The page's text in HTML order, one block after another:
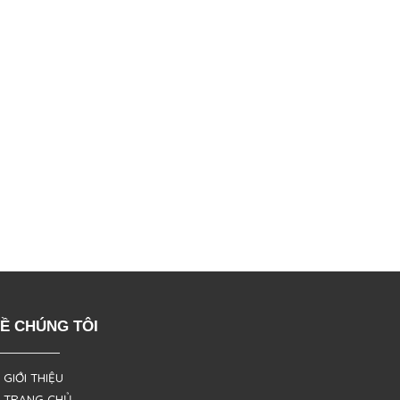
CHÚNG TÔI
THIỆU